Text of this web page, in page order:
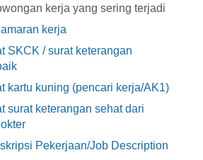
kerja yang sering terjadi
kerja
SKCK / surat keterangan
kartu kuning (pencari kerja/AK1)
surat keterangan sehat dari
Pekerjaan/Job Description